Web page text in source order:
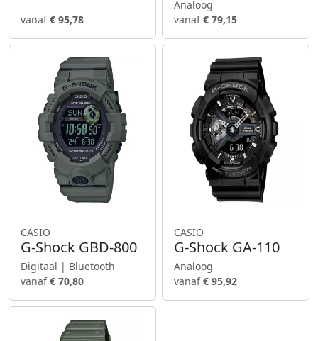
vanaf€ 95,78
Analoog
vanaf€ 79,15
CASIO
G-Shock GBD-800
Digitaal | Bluetooth
vanaf€ 70,80
CASIO
G-Shock GA-110
Analoog
vanaf€ 95,92